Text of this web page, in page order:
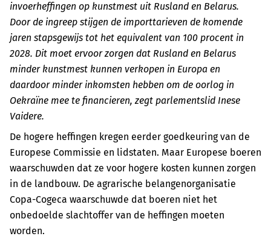
invoerheffingen op kunstmest uit Rusland en Belarus.
Door de ingreep stijgen de importtarieven de komende
jaren stapsgewijs tot het equivalent van 100 procent in
2028. Dit moet ervoor zorgen dat Rusland en Belarus
minder kunstmest kunnen verkopen in Europa en
daardoor minder inkomsten hebben om de oorlog in
Oekraïne mee te financieren, zegt parlementslid Inese
Vaidere.
De hogere heffingen kregen eerder goedkeuring van de
Europese Commissie en lidstaten. Maar Europese boeren
waarschuwden dat ze voor hogere kosten kunnen zorgen
in de landbouw. De agrarische belangenorganisatie
Copa-Cogeca waarschuwde dat boeren niet het
onbedoelde slachtoffer van de heffingen moeten
worden.